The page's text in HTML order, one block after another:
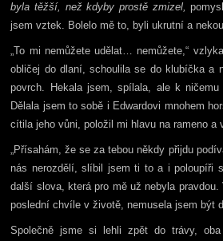
byla těžší, než kdyby prostě zmizel,
jsem vztek. Bolelo mě to, byli ukrutní a
„To mi nemůžete udělat… nemůžete,“
obličej do dlaní, schoulila se do klubíčka a
povrch. Hekala jsem, spílala, ale k
Dělala jsem to sobě i Edwardovi mnohem
cítila jeho vůni, položil mi hlavu na rameno a
„Přísahám, že se za tebou někdy přijdu
nás nerozdělí, slíbil jsem ti to a i poloupíři
další slova, která pro mě už nebyla
poslední chvíle v životě, nemusela jsem být
Společně jsme si lehli zpět do trávy,